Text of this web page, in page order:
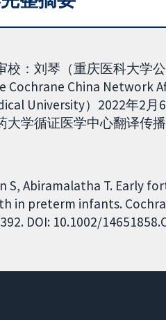
校：刘琴（重庆医科大学
Cochrane China Network
University）2022年2
大学循证医学中心翻译传
S, Abiramalatha T. Early
in preterm infants.
DOI: 10.1002/